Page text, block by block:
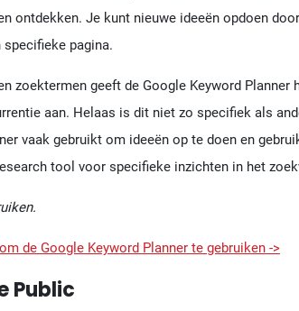
ontdekken. Je kunt nieuwe ideeën opdoen
pagina.
zoektermen geeft de Google Keyword
aan. Helaas is dit niet zo specifiek als
vaak gebruikt om ideeën op te doen en
tool voor specifieke inzichten in het
de Google Keyword Planner te gebruiken ->
Public